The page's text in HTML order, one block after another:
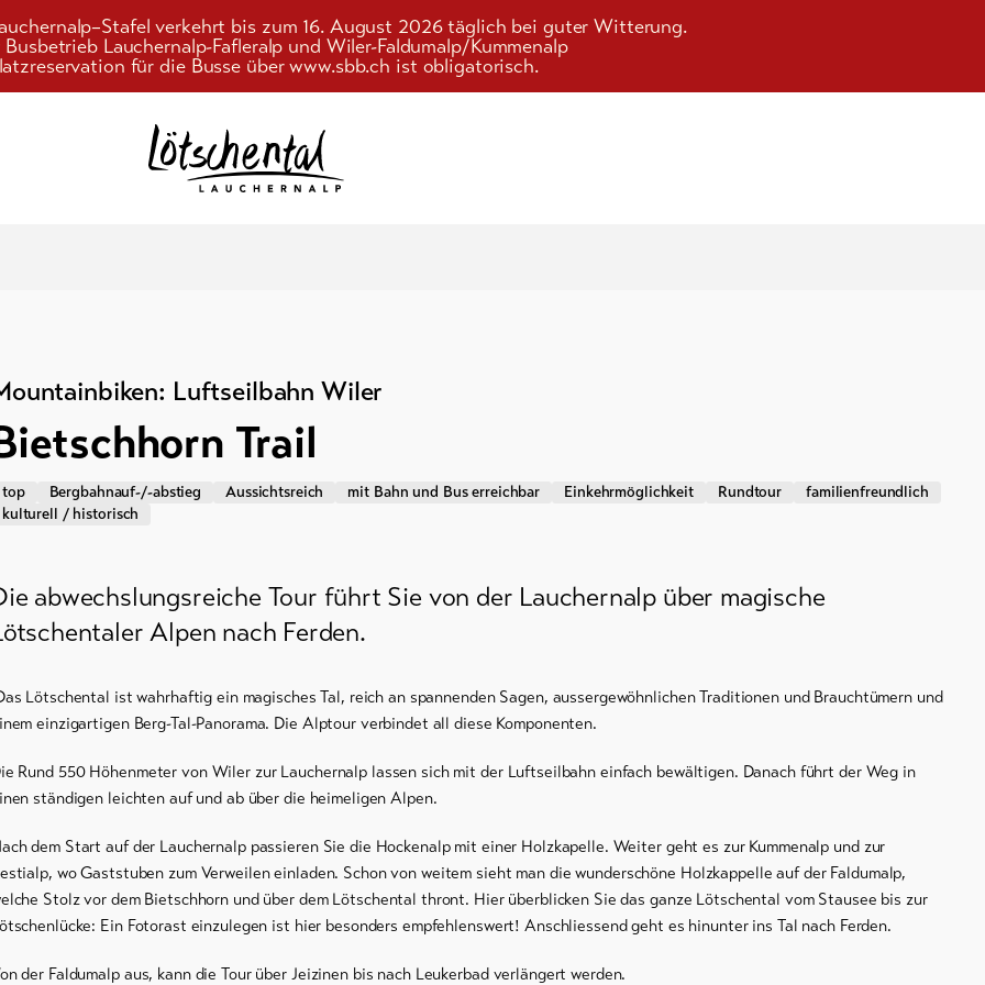
verkehrt bis zum 16. August 2026 täglich bei guter Witterung.
Busbetrieb Lauchernalp-Fafleralp und Wiler-Faldumalp/Kummenalp
für die Busse über www.sbb.ch ist obligatorisch.
/
Trail
Luftseilbahn Wiler
top Bergbahnauf-/-abstieg Aussichtsreich mit Bahn und Bus erreichbar Einkehrmöglichkeit Rundtour
familienfreundlich
kulturell / historisch
abwechslungsreiche Tour führt Sie von der Lauchernalp über magische
Alpen nach Ferden.
Lötschental ist wahrhaftig ein magisches Tal, reich an spannenden Sagen, aussergewöhnlichen Traditionen und Brauchtümern und
einzigartigen Berg-Tal-Panorama. Die Alptour verbindet all diese Komponenten.
Rund 550 Höhenmeter von Wiler zur Lauchernalp lassen sich mit der Luftseilbahn einfach bewältigen. Danach führt der Weg in
ständigen leichten auf und ab über die heimeligen Alpen.
dem Start auf der Lauchernalp passieren Sie die Hockenalp mit einer Holzkapelle. Weiter geht es zur Kummenalp und zur
wo Gaststuben zum Verweilen einladen. Schon von weitem sieht man die wunderschöne Holzkappelle auf der Faldumalp,
Stolz vor dem Bietschhorn und über dem Lötschental thront. Hier überblicken Sie das ganze Lötschental vom Stausee bis zur
Ein Fotorast einzulegen ist hier besonders empfehlenswert! Anschliessend geht es hinunter ins Tal nach Ferden.
der Faldumalp aus, kann die Tour über Jeizinen bis nach Leukerbad verlängert werden.